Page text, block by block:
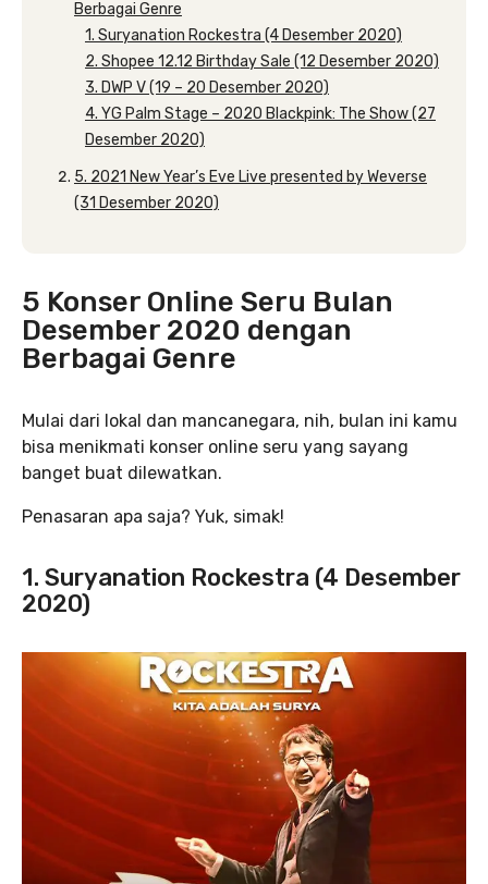
Berbagai Genre
1. Suryanation Rockestra (4 Desember 2020)
2. Shopee 12.12 Birthday Sale (12 Desember 2020)
3. DWP V (19 – 20 Desember 2020)
4. YG Palm Stage – 2020 Blackpink: The Show (27
Desember 2020)
5. 2021 New Year’s Eve Live presented by Weverse
(31 Desember 2020)
5 Konser Online Seru Bulan
Desember 2020 dengan
Berbagai Genre
Mulai dari lokal dan mancanegara, nih, bulan ini kamu
bisa menikmati konser online seru yang sayang
banget buat dilewatkan.
Penasaran apa saja? Yuk, simak!
1. Suryanation Rockestra (4 Desember
2020)